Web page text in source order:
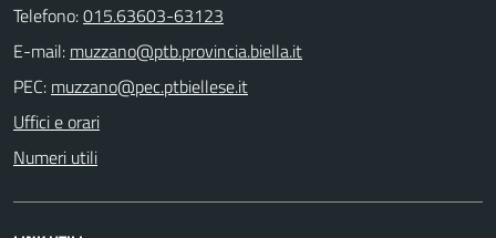
Telefono:015.63603-63123
E-mail:
PEC:
Uffici e orari
Numeri utili